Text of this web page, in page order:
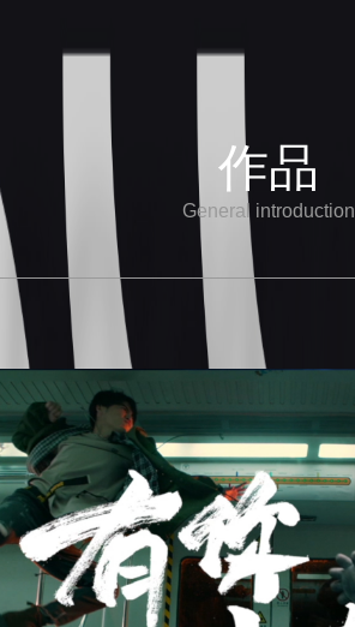
作品
General introduction